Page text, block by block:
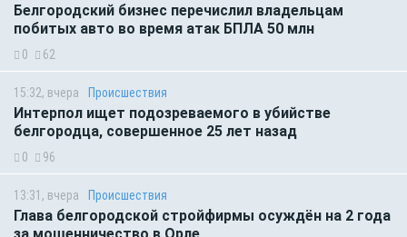
Белгородский бизнес перечислил владельцам
побитых авто во время атак БПЛА 50 млн
0 62
15:32, вчера Происшествия
Интерпол ищет подозреваемого в убийстве
белгородца, совершенное 25 лет назад
0 96
13:31, вчера Происшествия
Глава белгородской стройфирмы осуждён на 2 года